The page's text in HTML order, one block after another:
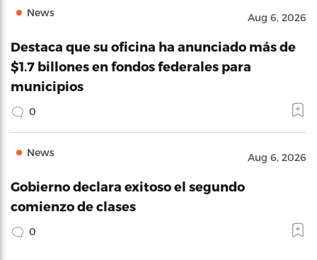
News Aug 6, 2026
Destaca que su oficina ha anunciado más de
$1.7 billones en fondos federales para
municipios
0
News Aug 6, 2026
Gobierno declara exitoso el segundo
comienzo de clases
0